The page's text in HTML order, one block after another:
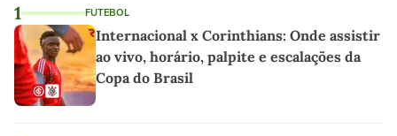
1 FUTEBOL
Internacional x Corinthians: Onde assistir
ao vivo, horário, palpite e escalações da
Copa do Brasil